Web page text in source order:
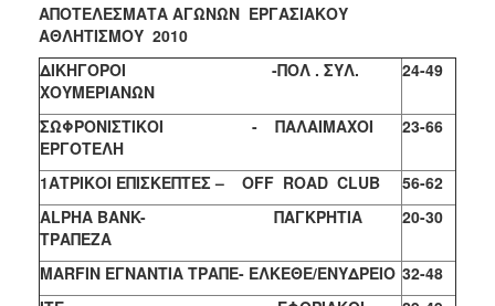
2010
2006
ΤΟΠΟΣ
ΠΟΛΙΤΙΣΜΟΣ
ΑΝΘΕΚΤΙΚΗ
ΑΠΟΤΕΛΕΣΜΑΤΑ ΑΓΩΝΩΝ ΕΡΓΑΣΙΑΚΟΥ
ΑΘΛΗΤΙΣΜΟΥ 2010
ΔΙΚΗΓΟΡΟΙ -ΠΟΛ . ΣΥΛ.
ΧΟΥΜΕΡΙΑΝΩΝ
24-49
ΣΩΦΡΟΝΙΣΤΙΚΟΙ - ΠΑΛΑΙΜΑΧΟΙ
ΕΡΓΟΤΕΛΗ
23-66
1ΑΤΡΙΚΟΙ ΕΠΙΣΚΕΠΤΕΣ – OFF ROAD CLUB
56-62
ALPHA BANK- ΠΑΓΚΡΗΤΙΑ
ΤΡΑΠΕΖΑ
20-30
MARFIN ΕΓΝΑΝΤΙΑ ΤΡΑΠΕ- ΕΛΚΕΘΕ/ΕΝΥΔΡΕΙΟ 32-48